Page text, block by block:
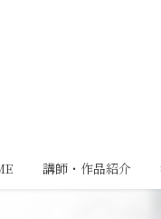
講師・作品紹介